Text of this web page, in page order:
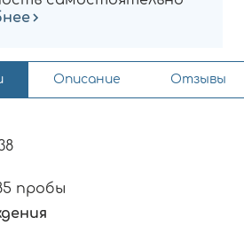
Описание Отзывы
пробы